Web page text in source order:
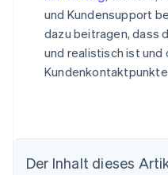
und Kundensupport
dazu beitragen, dass
und realistisch ist und
Der Inhalt dieses